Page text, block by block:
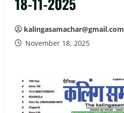
kalingasamachar@gmail.com
November 18, 2025